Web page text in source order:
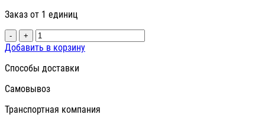
Заказ от 1 единиц
- +
Добавить в корзину
Способы доставки
Самовывоз
Транспортная компания